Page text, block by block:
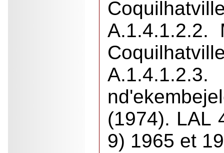
A.1.4.1.2.2.
(1974). LAL
9) 1965 et